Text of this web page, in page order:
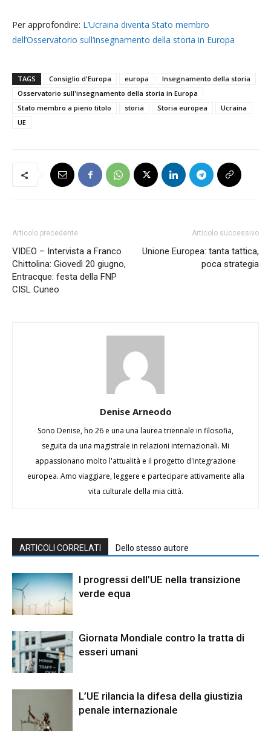
Per approfondire: L’Ucraina diventa Stato membro
dell’Osservatorio sull’insegnamento della storia in Europa
TAGS Consiglio d'Europa europa
Insegnamento della storia
Osservatorio sull'insegnamento della storia in Europa
Stato membro a pieno titolo
storia Storia europea
Ucraina
UE
Articolo precedente
VIDEO – Intervista a Franco
Chittolina: Giovedì 20 giugno,
Entracque: festa della FNP
CISL Cuneo
Articolo successivo
Unione Europea: tanta tattica,
poca strategia
Denise Arneodo
Sono Denise, ho 26 e una una laurea triennale in filosofia,
seguita da una magistrale in relazioni internazionali. Mi
appassionano molto l'attualità e il progetto d'integrazione
europea. Amo viaggiare, leggere e partecipare attivamente alla
vita culturale della mia città.
ARTICOLI CORRELATI Dello stesso autore
I progressi dell’UE nella transizione
verde equa
Giornata Mondiale contro la tratta di
esseri umani
L’UE rilancia la difesa della giustizia
penale internazionale